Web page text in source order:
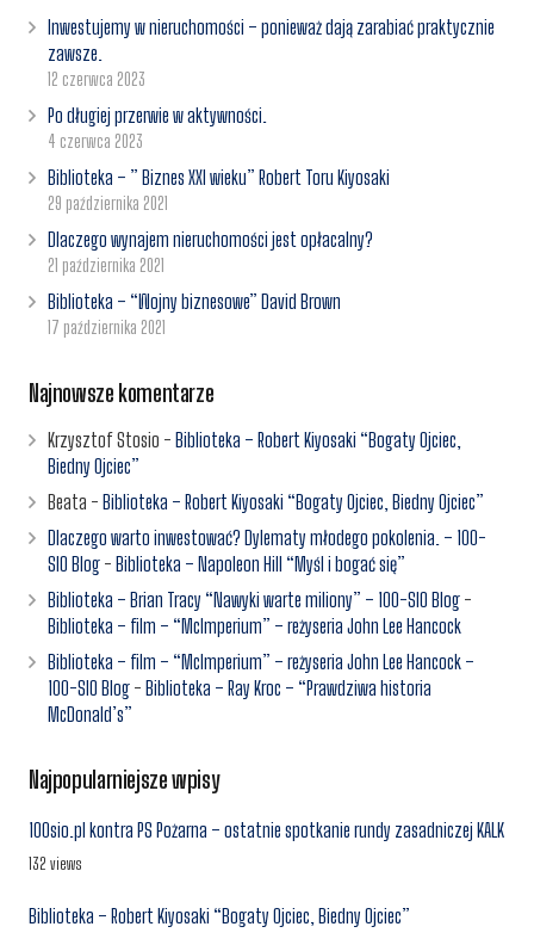
Inwestujemy w nieruchomości – ponieważ dają zarabiać praktycznie
zawsze.
12 czerwca 2023
Po długiej przerwie w aktywności.
4 czerwca 2023
Biblioteka – ” Biznes XXI wieku” Robert Toru Kiyosaki
29 października 2021
Dlaczego wynajem nieruchomości jest opłacalny?
21 października 2021
Biblioteka – “Wojny biznesowe” David Brown
17 października 2021
Najnowsze komentarze
Krzysztof Stosio - Biblioteka – Robert Kiyosaki “Bogaty Ojciec,
Biedny Ojciec”
Beata - Biblioteka – Robert Kiyosaki “Bogaty Ojciec, Biedny Ojciec”
Dlaczego warto inwestować? Dylematy młodego pokolenia. – 100-
SIO Blog - Biblioteka – Napoleon Hill “Myśl i bogać się”
Biblioteka – Brian Tracy “Nawyki warte miliony” – 100-SIO Blog -
Biblioteka – film – “McImperium” – reżyseria John Lee Hancock
Biblioteka – film – “McImperium” – reżyseria John Lee Hancock –
100-SIO Blog - Biblioteka – Ray Kroc – “Prawdziwa historia
McDonald’s”
Najpopularniejsze wpisy
100sio.pl kontra PS Pożarna – ostatnie spotkanie rundy zasadniczej KALK
132 views
Biblioteka – Robert Kiyosaki “Bogaty Ojciec, Biedny Ojciec”